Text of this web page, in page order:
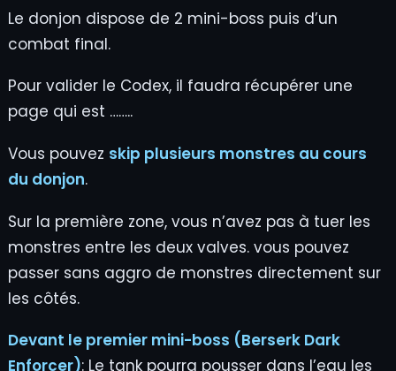
Le donjon dispose de 2 mini-boss puis d’un
combat final.
Pour valider le Codex, il faudra récupérer une
page qui est ……..
Vous pouvez skip plusieurs monstres au cours
du donjon.
Sur la première zone, vous n’avez pas à tuer les
monstres entre les deux valves. vous pouvez
passer sans aggro de monstres directement sur
les côtés.
Devant le premier mini-boss (Berserk Dark
Enforcer): Le tank pourra pousser dans l’eau les